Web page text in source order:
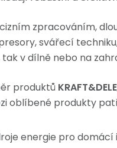
zpracováním,
svářecí
v dílně nebo na
produktů KRAFT&DELE
oblíbené produkty
energie pro